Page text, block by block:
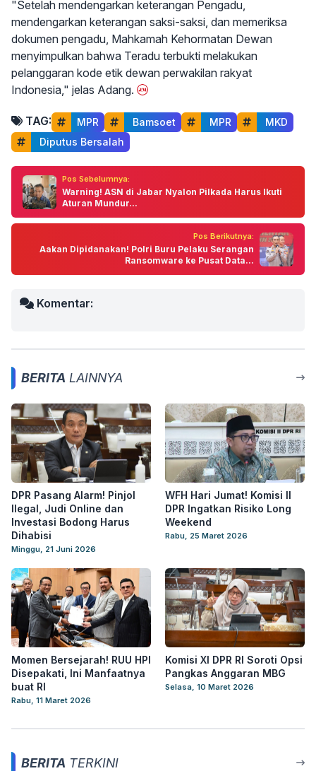
"Setelah mendengarkan keterangan Pengadu,
mendengarkan keterangan saksi-saksi, dan memeriksa
dokumen pengadu, Mahkamah Kehormatan Dewan
menyimpulkan bahwa Teradu terbukti melakukan
pelanggaran kode etik dewan perwakilan rakyat
Indonesia," jelas Adang.
TAG: MPR Bamsoet MPR
MKD
Diputus Bersalah
Pos Sebelumnya:
Warning! ASN di Jabar Nyalon Pilkada Harus Ikuti
Aturan Mundur...
Pos Berikutnya:
Aakan Dipidanakan! Polri Buru Pelaku Serangan
Ransomware ke Pusat Data...
Komentar:
BERITA LAINNYA
DPR Pasang Alarm! Pinjol
Ilegal, Judi Online dan
Investasi Bodong Harus
Dihabisi
Minggu, 21 Juni 2026
WFH Hari Jumat! Komisi II
DPR Ingatkan Risiko Long
Weekend
Rabu, 25 Maret 2026
Momen Bersejarah! RUU HPI
Disepakati, Ini Manfaatnya
buat RI
Rabu, 11 Maret 2026
Komisi XI DPR RI Soroti Opsi
Pangkas Anggaran MBG
Selasa, 10 Maret 2026
BERITA TERKINI